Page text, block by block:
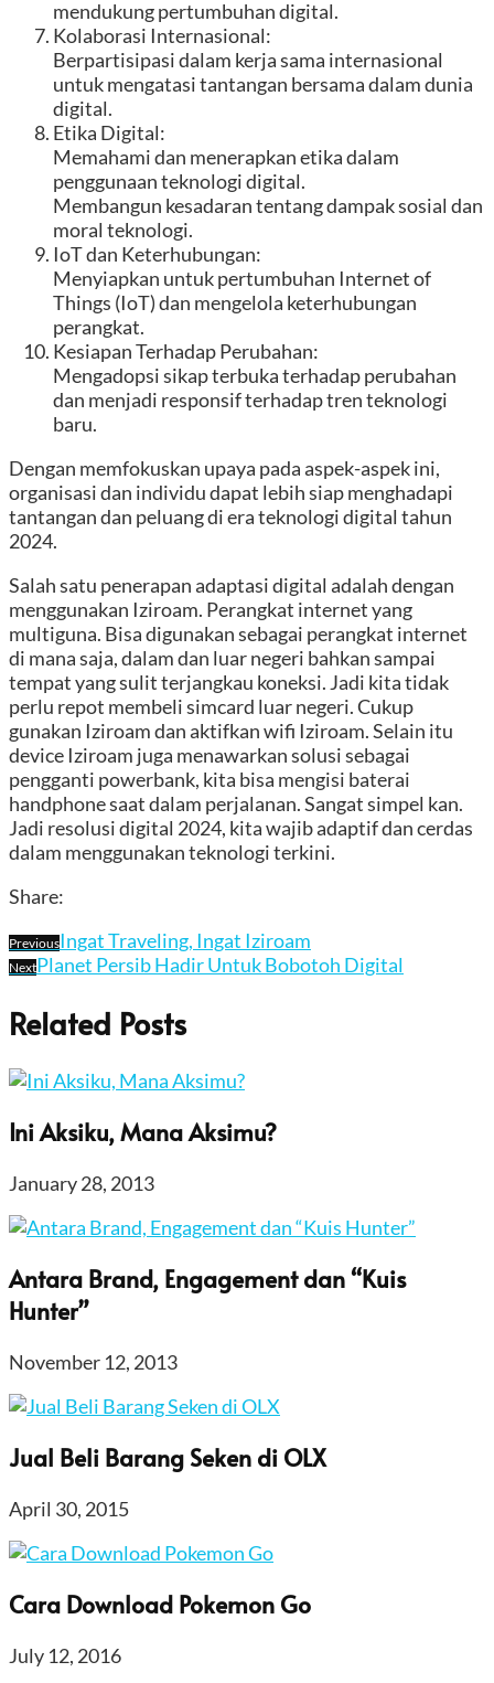
mendukung pertumbuhan digital.
Kolaborasi Internasional:
Berpartisipasi dalam kerja sama internasional
untuk mengatasi tantangan bersama dalam dunia
digital.
Etika Digital:
Memahami dan menerapkan etika dalam
penggunaan teknologi digital.
Membangun kesadaran tentang dampak sosial dan
moral teknologi.
IoT dan Keterhubungan:
Menyiapkan untuk pertumbuhan Internet of
Things (IoT) dan mengelola keterhubungan
perangkat.
Kesiapan Terhadap Perubahan:
Mengadopsi sikap terbuka terhadap perubahan
dan menjadi responsif terhadap tren teknologi
baru.
Dengan memfokuskan upaya pada aspek-aspek ini,
organisasi dan individu dapat lebih siap menghadapi
tantangan dan peluang di era teknologi digital tahun
2024.
Salah satu penerapan adaptasi digital adalah dengan
menggunakan Iziroam. Perangkat internet yang
multiguna. Bisa digunakan sebagai perangkat internet
di mana saja, dalam dan luar negeri bahkan sampai
tempat yang sulit terjangkau koneksi. Jadi kita tidak
perlu repot membeli simcard luar negeri. Cukup
gunakan Iziroam dan aktifkan wifi Iziroam. Selain itu
device Iziroam juga menawarkan solusi sebagai
pengganti powerbank, kita bisa mengisi baterai
handphone saat dalam perjalanan. Sangat simpel kan.
Jadi resolusi digital 2024, kita wajib adaptif dan cerdas
dalam menggunakan teknologi terkini.
Share:
PreviousIngat Traveling, Ingat Iziroam
NextPlanet Persib Hadir Untuk Bobotoh Digital
Related Posts
Ini Aksiku, Mana Aksimu?
January 28, 2013
Antara Brand, Engagement dan “Kuis
Hunter”
November 12, 2013
Jual Beli Barang Seken di OLX
April 30, 2015
Cara Download Pokemon Go
July 12, 2016